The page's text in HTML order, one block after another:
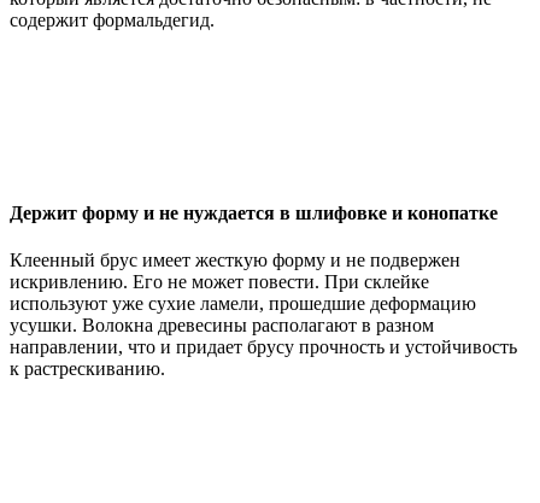
содержит формальдегид.
Держит форму и не нуждается в шлифовке и конопатке
Клеенный брус имеет жесткую форму и не подвержен
искривлению. Его не может повести. При склейке
используют уже сухие ламели, прошедшие деформацию
усушки. Волокна древесины располагают в разном
направлении, что и придает брусу прочность и устойчивость
к растрескиванию.